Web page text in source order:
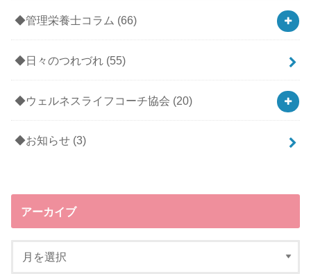
◆管理栄養士コラム (66)
◆日々のつれづれ (55)
◆ウェルネスライフコーチ協会 (20)
◆お知らせ (3)
アーカイブ